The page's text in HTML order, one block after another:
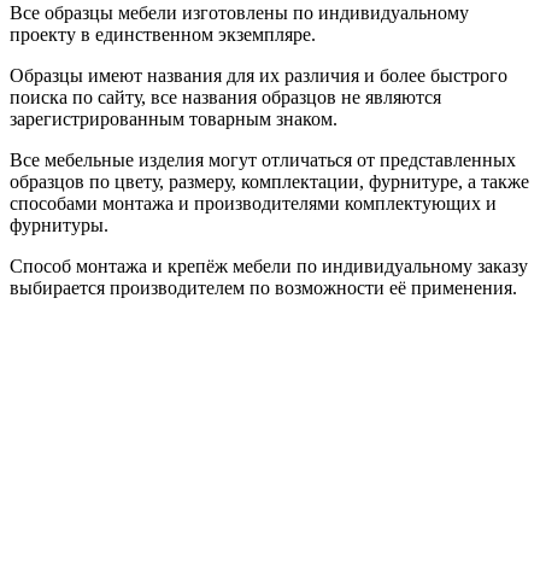
Все образцы мебели изготовлены по индивидуальному
проекту в единственном экземпляре.
Образцы имеют названия для их различия и более быстрого
поиска по сайту, все названия образцов не являются
зарегистрированным товарным знаком.
Все мебельные изделия могут отличаться от представленных
образцов по цвету, размеру, комплектации, фурнитуре, а также
способами монтажа и производителями комплектующих и
фурнитуры.
Способ монтажа и крепёж мебели по индивидуальному заказу
выбирается производителем по возможности её применения.